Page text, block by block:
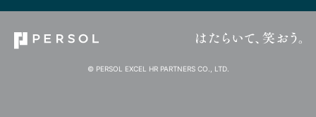
© PERSOL EXCEL HR PARTNERS CO., LTD.